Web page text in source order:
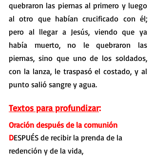
quebraron las piernas al primero y luego
al otro que habían crucificado con él;
pero al llegar a Jesús, viendo que ya
había muerto, no le quebraron las
piernas, sino que uno de los soldados,
con la lanza, le traspasó el costado, y al
punto salió sangre y agua.
Textos para profundizar:
Oración después de la comunión
DESPUÉS de recibir la prenda de la
redención y de la vida,